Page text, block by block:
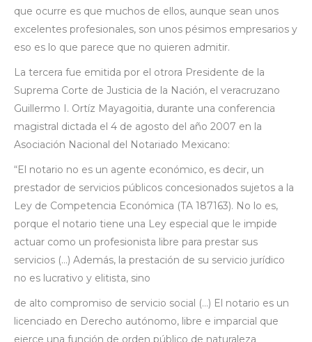
que ocurre es que muchos de ellos, aunque sean unos
excelentes profesionales, son unos pésimos empresarios y
eso es lo que parece que no quieren admitir.
La tercera fue emitida por el otrora Presidente de la
Suprema Corte de Justicia de la Nación, el veracruzano
Guillermo I. Ortíz Mayagoitia, durante una conferencia
magistral dictada el 4 de agosto del año 2007 en la
Asociación Nacional del Notariado Mexicano:
“El notario no es un agente económico, es decir, un
prestador de servicios públicos concesionados sujetos a la
Ley de Competencia Económica (TA 187163). No lo es,
porque el notario tiene una Ley especial que le impide
actuar como un profesionista libre para prestar sus
servicios (…) Además, la prestación de su servicio jurídico
no es lucrativo y elitista, sino
de alto compromiso de servicio social (…) El notario es un
licenciado en Derecho autónomo, libre e imparcial que
ejerce una función de orden público de naturaleza